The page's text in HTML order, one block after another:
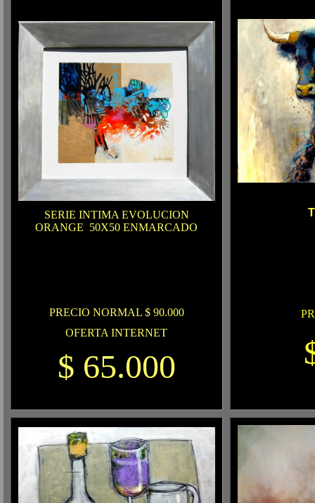
SERIE INTIMA EVOLUCION
ORANGE 50X50 ENMARCADO
PRECIO NORMAL $ 90.000
OFERTA INTERNET
$ 65.000